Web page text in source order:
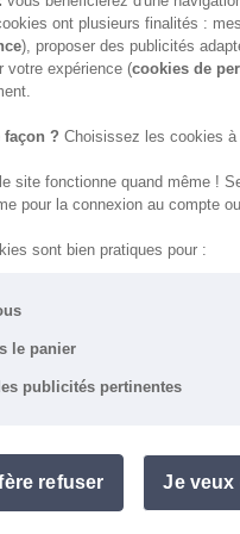
ont plusieurs finalités :
), proposer des publicités
votre expérience (cookies de
façon ? Choisissez les cookies à
le site fonctionne quand même !
pour la connexion au compte
sont bien pratiques pour :
le panier
publicités pertinentes
refuser Je